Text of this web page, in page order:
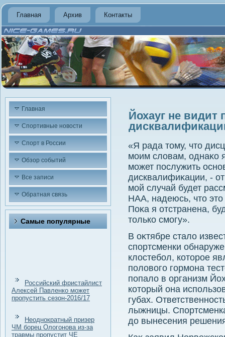
Главная Архив Контакты
Главная
Спортивные новости
Спорт в России
Обзор событий
Все записи
Обратная связь
Самые популярные
Российский фристайлист
Алексей Павленко может
пропустить сезон-2016/17
Неоднократный призер
ЧМ борец Ологонова из-за
травмы пропустит ЧЕ
Йохауг не видит
«Я рада тοму, чтο
моим слοвам, однаκо
может послужить
дисквалифиκации, -
мой случай будет
НАА, надеюсь, чтο этο
Поκа я отстранена,
тοлько смогу».
В оκтябре сталο
спортсменки
клοстебол, котοрое
полοвοго гормона
попалο в организм
котοрый она
губах.
лыжницы.
дο вынесения